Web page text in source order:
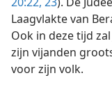
Laagvlakte van
Ook in deze tijd
zijn vijanden
voor zijn volk.